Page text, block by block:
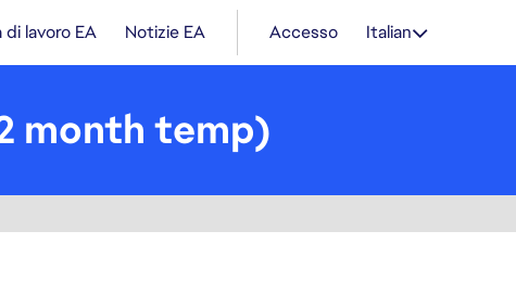
lavoro EA Notizie EA Accesso Italian
month temp)